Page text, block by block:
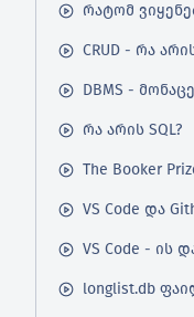
რატომ
CRUD - რა
DBMS -
რა არის SQL?
The Booker
VS Code და
VS Code - ის
longlist.db